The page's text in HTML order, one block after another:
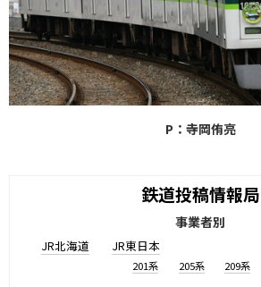
P：寺岡侑亮
鉄道投稿情報局
事業者別
JR北海道 JR東日本
201系 205系 209系